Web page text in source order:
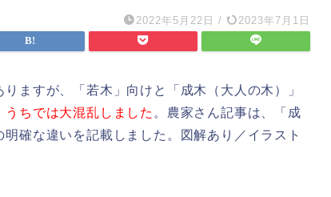
2022年5月22日 / 2023年7月1日
ますが、「若木」向けと「成木（大人の木）」
うちでは大混乱しました 。農家さん記事は、「成
確な違いを記載しました。図解あり／イラスト